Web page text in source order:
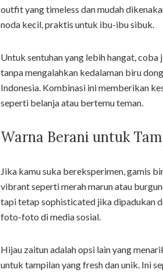
outfit yang timeless dan mudah
noda kecil, praktis untuk ibu-ibu sibuk.
Untuk sentuhan yang lebih hangat,
tanpa mengalahkan kedalaman biru
Indonesia. Kombinasi ini memberikan
seperti belanja atau bertemu teman.
Warna Berani untuk
Jika kamu suka bereksperimen, gamis
vibrant seperti merah marun atau
tapi tetap sophisticated jika dipadukan
foto-foto di media sosial.
Hijau zaitun adalah opsi lain yang
untuk tampilan yang fresh dan unik. Ini